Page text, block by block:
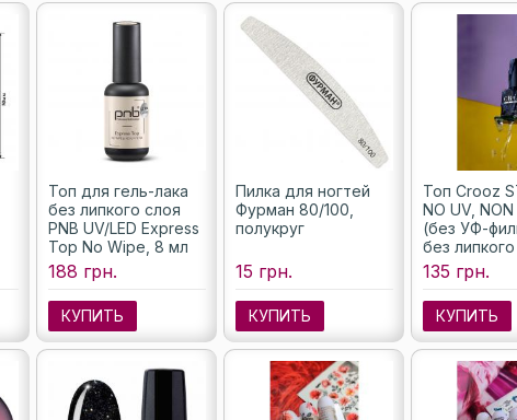
Топ для гель-лака
без липкого слоя
PNB UV/LED Express
Top No Wipe, 8 мл
188 грн.
КУПИТЬ
Пилка для ногтей
Фурман 80/100,
полукруг
15 грн.
КУПИТЬ
Топ Crooz
NO UV,
(без УФ-
без
8 мл
135 грн.
КУПИТЬ